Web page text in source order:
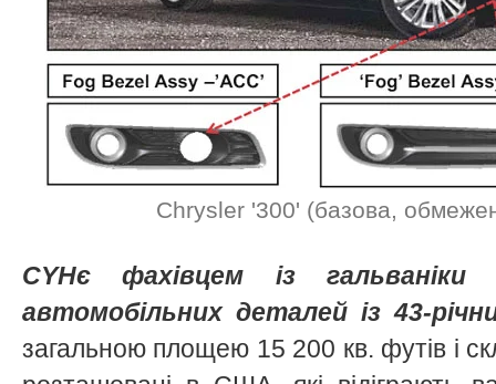
Chrysler '300' (базова,
CYHє фахівцем із
автомобільних деталей із 43-
загальною площею 15 200 кв. футів і